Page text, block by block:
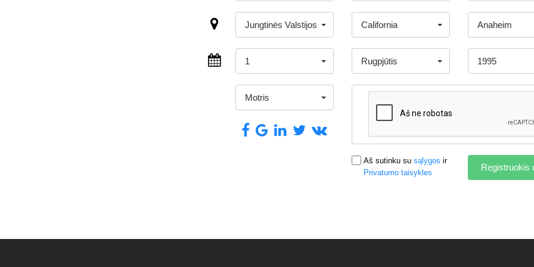
Jungtinės Valstijos California Anaheim
1 Rugpjūtis 1995
Motris
Aš sutinku su sąlygos ir
Privatumo taisykles
Registruokis